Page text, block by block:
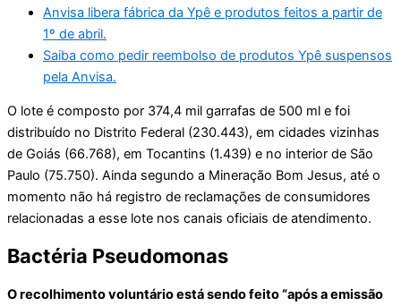
Anvisa libera fábrica da Ypê e produtos feitos a partir de
1º de abril.
Saiba como pedir reembolso de produtos Ypê suspensos
pela Anvisa.
O lote é composto por 374,4 mil garrafas de 500 ml e foi
distribuído no Distrito Federal (230.443), em cidades vizinhas
de Goiás (66.768), em Tocantins (1.439) e no interior de São
Paulo (75.750). Ainda segundo a Mineração Bom Jesus, até o
momento não há registro de reclamações de consumidores
relacionadas a esse lote nos canais oficiais de atendimento.
Bactéria Pseudomonas
O recolhimento voluntário está sendo feito “após a emissão